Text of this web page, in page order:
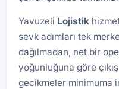
Yavuzeli Lojistik
sevk adımları tek
dağılmadan, net bir
yoğunluğuna göre
gecikmeler minimuma